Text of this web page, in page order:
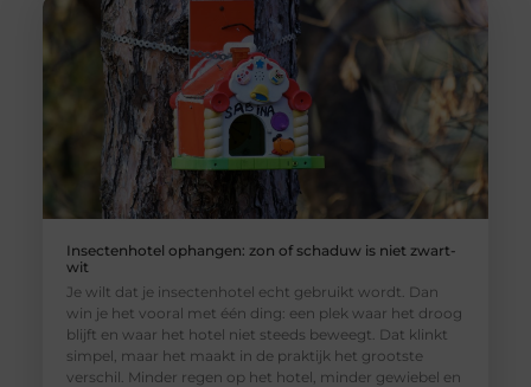
Insectenhotel ophangen: zon of schaduw is niet zwart-
wit
Je wilt dat je insectenhotel echt gebruikt wordt. Dan
win je het vooral met één ding: een plek waar het droog
blijft en waar het hotel niet steeds beweegt. Dat klinkt
simpel, maar het maakt in de praktijk het grootste
verschil. Minder regen op het hotel, minder gewiebel en